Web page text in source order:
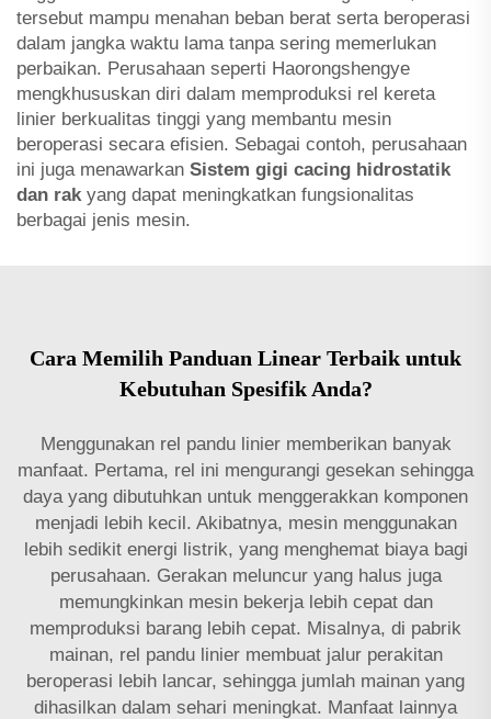
tersebut mampu menahan beban berat serta beroperasi
dalam jangka waktu lama tanpa sering memerlukan
perbaikan. Perusahaan seperti Haorongshengye
mengkhususkan diri dalam memproduksi rel kereta
linier berkualitas tinggi yang membantu mesin
beroperasi secara efisien. Sebagai contoh, perusahaan
ini juga menawarkan Sistem gigi cacing hidrostatik
dan rak yang dapat meningkatkan fungsionalitas
berbagai jenis mesin.
Cara Memilih Panduan Linear Terbaik untuk
Kebutuhan Spesifik Anda?
Menggunakan rel pandu linier memberikan banyak
manfaat. Pertama, rel ini mengurangi gesekan sehingga
daya yang dibutuhkan untuk menggerakkan komponen
menjadi lebih kecil. Akibatnya, mesin menggunakan
lebih sedikit energi listrik, yang menghemat biaya bagi
perusahaan. Gerakan meluncur yang halus juga
memungkinkan mesin bekerja lebih cepat dan
memproduksi barang lebih cepat. Misalnya, di pabrik
mainan, rel pandu linier membuat jalur perakitan
beroperasi lebih lancar, sehingga jumlah mainan yang
dihasilkan dalam sehari meningkat. Manfaat lainnya